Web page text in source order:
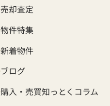
売却査定
物件特集
新着物件
ブログ
購入・売買知っとくコラム